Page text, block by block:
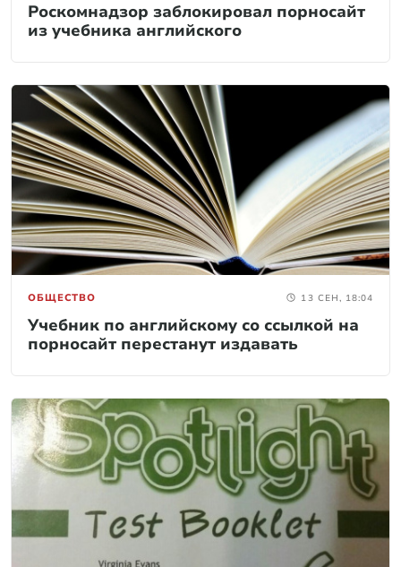
Роскомнадзор заблокировал порносайт
из учебника английского
ОБЩЕСТВО 13 СЕН, 18:04
Учебник по английскому со ссылкой на
порносайт перестанут издавать